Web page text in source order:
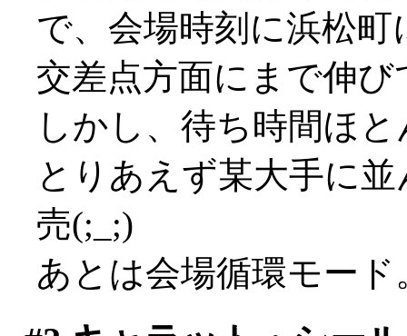
で、会場時刻に浜松
交差点方面にまで伸
しかし、待ち時間ほ
とりあえず某大手に
売(;_;)
あとは会場循環モード